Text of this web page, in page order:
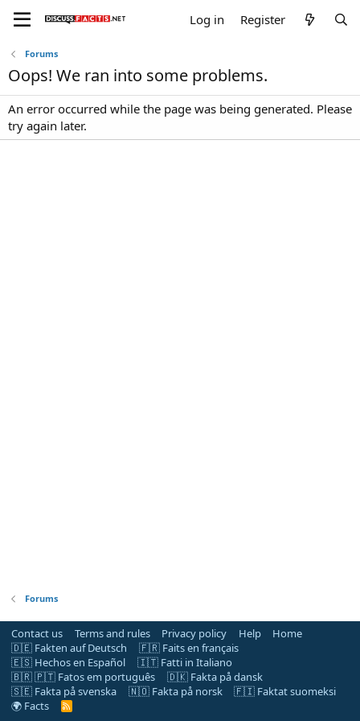
Log in Register
Forums
Oops! We ran into some problems.
An error occurred while the page was being generated. Please
try again later.
Forums
Contact us Terms and rules Privacy policy Help
Home
🇩🇪 Fakten auf Deutsch
🇫🇷 Faits en français
🇪🇸 Hechos en Español
🇮🇹 Fatti in Italiano
🇧🇷 🇵🇹 Fatos em português
🇩🇰 Fakta på dansk
🇸🇪 Fakta på svenska
🇳🇴 Fakta på norsk
🇫🇮 Faktat suomeksi
🌍 Facts
R